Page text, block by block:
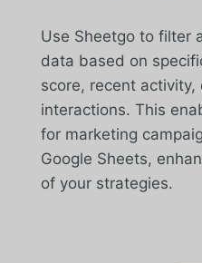
Use Sheetgo to filter
data based on
score, recent activity,
interactions. This
for marketing
Google Sheets,
of your strategies.